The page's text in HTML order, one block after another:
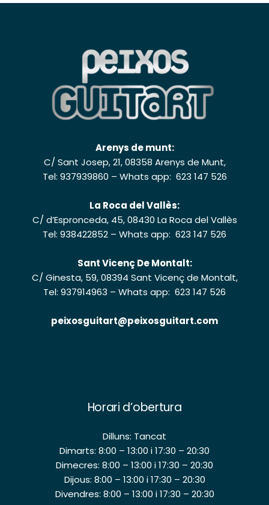
Arenys de munt:
C/ Sant Josep, 21, 08358 Arenys de Munt,
Tel: 937939860 – Whats app: 623 147 526
La Roca del Vallès:
C/ d’Espronceda, 45, 08430 La Roca del Vallès
Tel: 938422852 – Whats app: 623 147 526
Sant Vicenç De Montalt:
C/ Ginesta, 59, 08394 Sant Vicenç de Montalt,
Tel: 937914963 – Whats app: 623 147 526
peixosguitart@peixosguitart.com
Horari d’obertura
Dilluns: Tancat
Dimarts: 8:00 – 13:00 i 17:30 – 20:30
Dimecres: 8:00 – 13:00 i 17:30 – 20:30
Dijous: 8:00 – 13:00 i 17:30 – 20:30
Divendres: 8:00 – 13:00 i 17:30 – 20:30